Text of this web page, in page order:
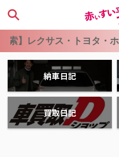
ス・トヨタ・ホンダ・ニ
納車日記
買取日記